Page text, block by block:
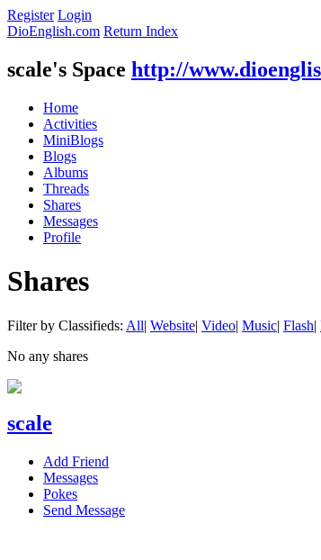
Register Login
DioEnglish.com Return Index
scale's Space http://
Home
Activities
MiniBlogs
Blogs
Albums
Threads
Shares
Messages
Profile
Shares
Filter by Classifieds: All| Website| Video| Music| Flash|
No any shares
scale
Add Friend
Messages
Pokes
Send Message